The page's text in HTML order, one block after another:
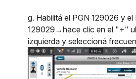
g. Habilitá el PGN 129026 y el
129029→hace clic en el "+"
izquierda y seleccioná